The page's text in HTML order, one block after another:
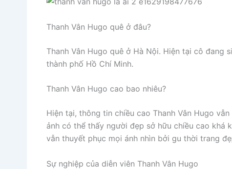
Thanh Vân Hugo quê ở đâu?
Thanh Vân Hugo quê ở Hà Nội. Hiện tại cô đang
thành phố Hồ Chí Minh.
Thanh Vân Hugo cao bao nhiêu?
Hiện tại, thông tin chiều cao Thanh Vân Hugo
ảnh có thể thấy người đẹp sở hữu chiều cao khá
vẫn thuyết phục mọi ánh nhìn bởi gu thời trang
Sự nghiệp của diễn viên Thanh Vân Hugo